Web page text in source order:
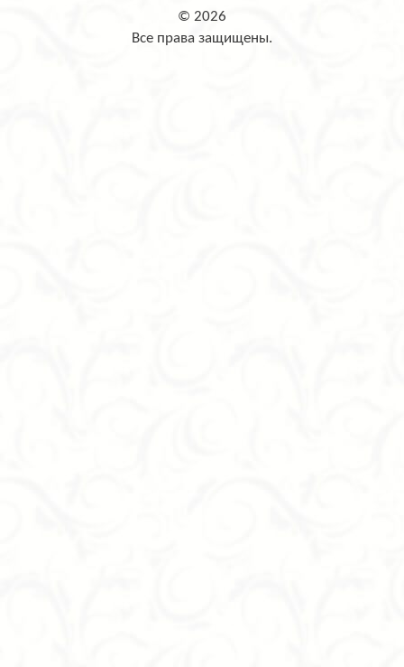
© 2026
Все права защищены.